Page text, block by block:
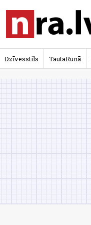
Dzīvesstils TautaRunā